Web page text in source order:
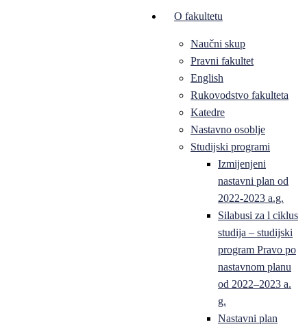
O fakultetu
Naučni skup
Pravni fakultet
English
Rukovodstvo fakulteta
Katedre
Nastavno osoblje
Studijski programi
Izmijenjeni
nastavni plan od
2022-2023 a.g.
Silabusi za l ciklus
studija – studijski
program Pravo po
nastavnom planu
od 2022–2023 a.
g.
Nastavni plan